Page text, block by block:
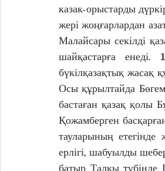
казак-орыстарды
жері жоңғарлардан
Малайсары секілді
шайқастарға
бүкілқазақтық
Осы құрылтайда
бастаған қазақ қолы
Қожамберген
тауларының
ерлігі, шабуылды
батыр Талқы түбінде